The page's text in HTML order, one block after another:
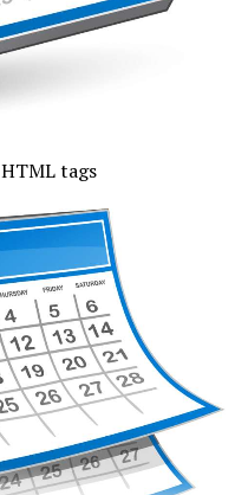
vremea va fi caniculară,
depăși pe arii extinse
temperaturile maxime
mai coborâte pe
valorile termice
fi posibile averse slabe.
de pragul caniculei,
și minimele nocturne se
va avea înnorări
vor fi averse slabe,
intensificări de vânt.
tags